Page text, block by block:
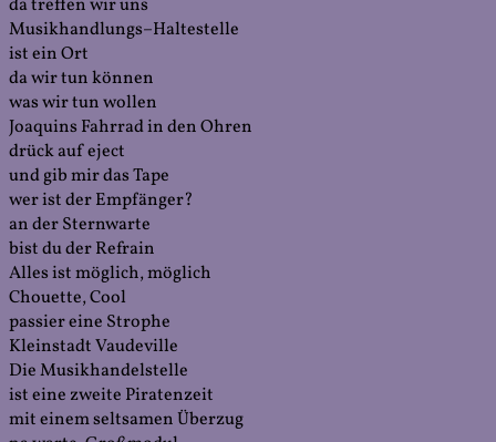
da treffen wir uns
Musikhandlungs–Haltestelle
ist ein Ort
da wir tun können
was wir tun wollen
Joaquins Fahrrad in den Ohren
drück auf eject
und gib mir das Tape
wer ist der Empfänger?
an der Sternwarte
bist du der Refrain
Alles ist möglich, möglich
Chouette, Cool
passier eine Strophe
Kleinstadt Vaudeville
Die Musikhandelstelle
ist eine zweite Piratenzeit
mit einem seltsamen Überzug